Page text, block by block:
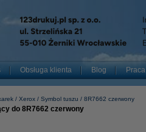
Obsługa klienta Blog Praca
Xerox Symbol tuszu 8R7662 czerwony
do 8R7662 czerwony